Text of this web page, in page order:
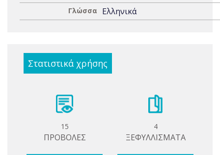
Γλώσσα Ελληνικά
Στατιστικά χρήσης
15
ΠΡΟΒΟΛΕΣ
4
ΞΕΦΥΛΛΙΣΜΑΤΑ